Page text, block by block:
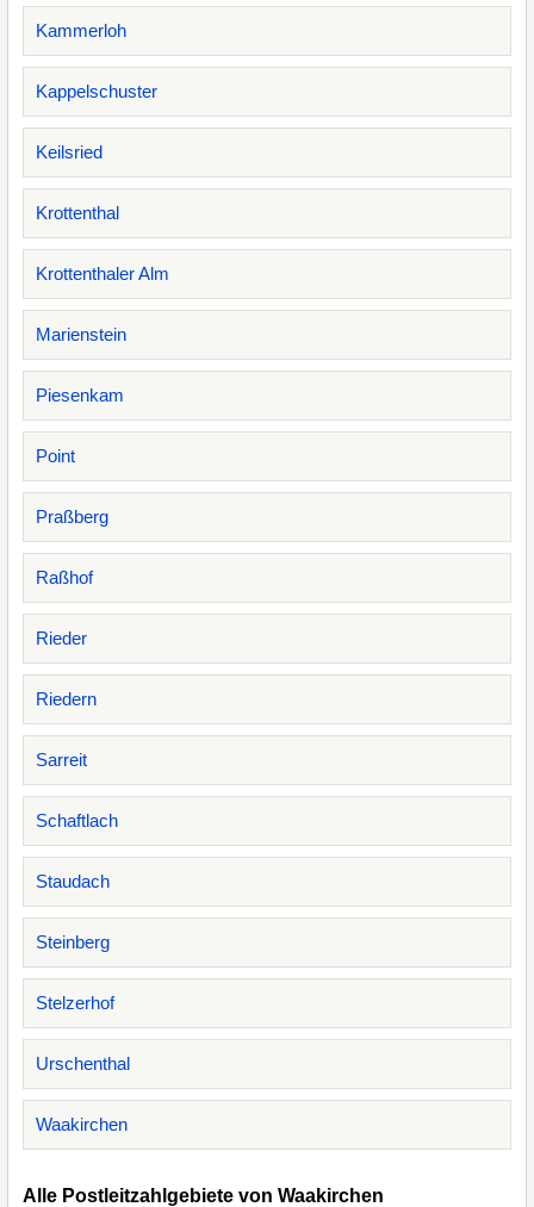
Kammerloh
Kappelschuster
Keilsried
Krottenthal
Krottenthaler Alm
Marienstein
Piesenkam
Point
Praßberg
Raßhof
Rieder
Riedern
Sarreit
Schaftlach
Staudach
Steinberg
Stelzerhof
Urschenthal
Waakirchen
Alle Postleitzahlgebiete von Waakirchen